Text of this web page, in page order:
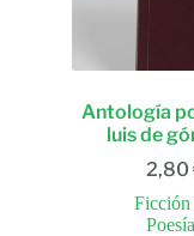
Antología
luis de
2,80
Ficción